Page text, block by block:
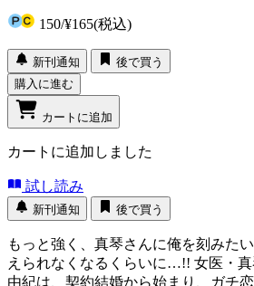
150/¥165(税込)
新刊通知
後で買う
購入に進む
カートに追加
カートに追加しました
試し読み
新刊通知 後で買う
もっと強く、真琴さんに俺を刻みた
えられなくなるくらいに…!! 女医・真
由紀は、契約結婚から始まり、ガチ